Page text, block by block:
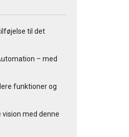
til det
– med
funktioner og
vision med denne